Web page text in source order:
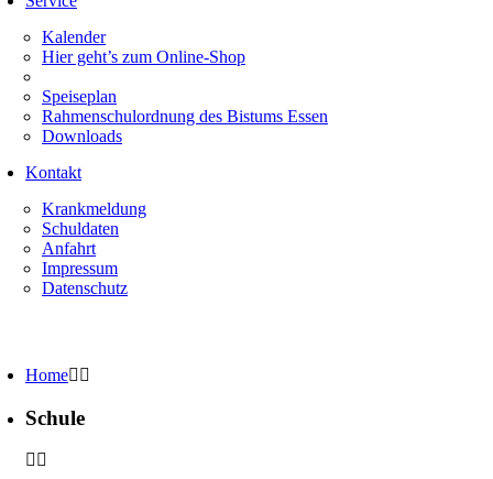
Kalender
Hier geht’s zum Online-Shop
Speiseplan
Rahmenschulordnung des Bistums Essen
Downloads
Kontakt
Krankmeldung
Schuldaten
Anfahrt
Impressum
Datenschutz
Home
Schule